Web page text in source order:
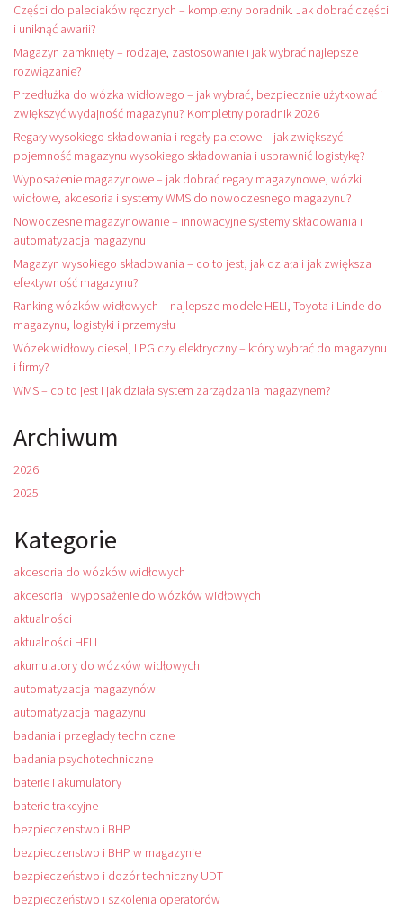
Części do paleciaków ręcznych – kompletny poradnik. Jak dobrać części
i uniknąć awarii?
Magazyn zamknięty – rodzaje, zastosowanie i jak wybrać najlepsze
rozwiązanie?
Przedłużka do wózka widłowego – jak wybrać, bezpiecznie użytkować i
zwiększyć wydajność magazynu? Kompletny poradnik 2026
Regały wysokiego składowania i regały paletowe – jak zwiększyć
pojemność magazynu wysokiego składowania i usprawnić logistykę?
Wyposażenie magazynowe – jak dobrać regały magazynowe, wózki
widłowe, akcesoria i systemy WMS do nowoczesnego magazynu?
Nowoczesne magazynowanie – innowacyjne systemy składowania i
automatyzacja magazynu
Magazyn wysokiego składowania – co to jest, jak działa i jak zwiększa
efektywność magazynu?
Ranking wózków widłowych – najlepsze modele HELI, Toyota i Linde do
magazynu, logistyki i przemysłu
Wózek widłowy diesel, LPG czy elektryczny – który wybrać do magazynu
i firmy?
WMS – co to jest i jak działa system zarządzania magazynem?
Archiwum
2026
2025
Kategorie
akcesoria do wózków widłowych
akcesoria i wyposażenie do wózków widłowych
aktualności
aktualności HELI
akumulatory do wózków widłowych
automatyzacja magazynów
automatyzacja magazynu
badania i przeglady techniczne
badania psychotechniczne
baterie i akumulatory
baterie trakcyjne
bezpieczenstwo i BHP
bezpieczenstwo i BHP w magazynie
bezpieczeństwo i dozór techniczny UDT
bezpieczeństwo i szkolenia operatorów